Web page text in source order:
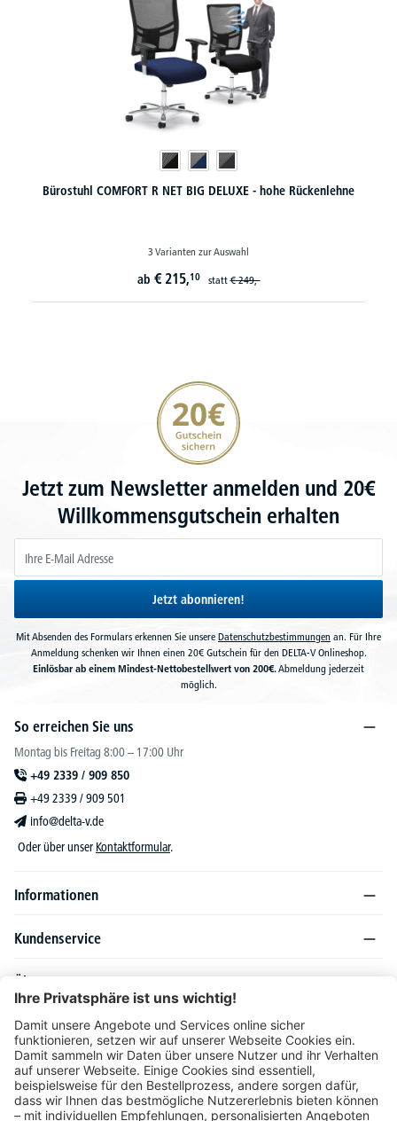
Bürostuhl COMFORT R NET BIG DELUXE - hohe Rückenlehne
3 Varianten zur Auswahl
ab € 215,10 statt€ 249,-
20€ Gutschein sichern
Jetzt zum Newsletter anmelden und 20€
Willkommensgutschein erhalten
Jetzt abonnieren!
Mit Absenden des Formulars erkennen Sie unsere Datenschutzbestimmungen an. Für Ihre
Anmeldung schenken wir Ihnen einen 20€ Gutschein für den DELTA-V Onlineshop.
Einlösbar ab einem Mindest-Nettobestellwert von 200€.Abmeldung jederzeit
möglich.
So erreichen Sie uns
Montag bis Freitag 8:00 – 17:00 Uhr
+49 2339 / 909 850
+49 2339 / 909 501
info@delta-v.de
Oder über unser Kontaktformular.
Informationen
Kundenservice
Über DELTA-V
Produktsortiment
Ratgeber